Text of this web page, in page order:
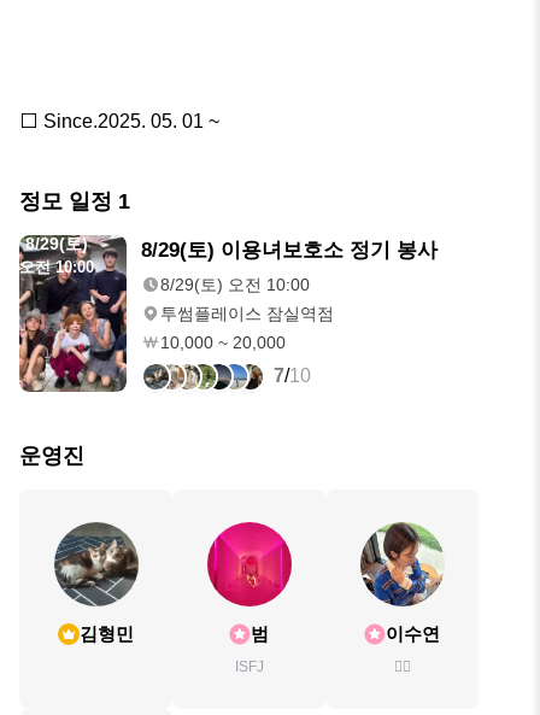
⬜️ Since.2025. 05. 01 ~
정모 일정 1
8/29(토)
오전 10:00
8/29(토) 이용녀보호소 정기 봉사
8/29(토) 오전 10:00
투썸플레이스 잠실역점
10,000 ~ 20,000
7/10
운영진
김형민 범
ISFJ
이수연
🙋‍♀️